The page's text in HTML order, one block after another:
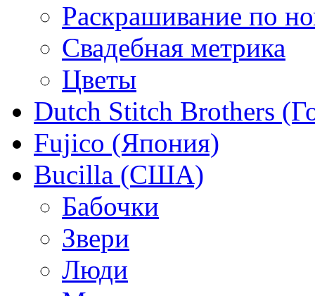
Раскрашивание по
Свадебная метрика
Цветы
Dutch Stitch Brothers
Fujico (Япония)
Bucilla (США)
Бабочки
Звери
Люди